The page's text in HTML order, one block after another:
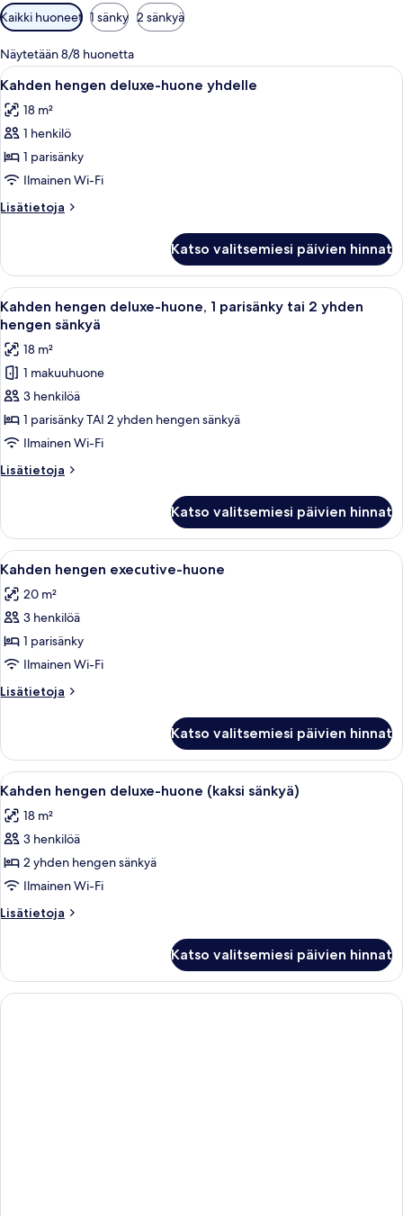
Huoneille
saatavilla
olevia
suodattimia
Kaikki huoneet 1 sänky 2 sänkyä
Näytetään 8/8 huonetta
Avaa
kaikki
huonetyypin
Kahden
hengen
deluxe-
huone
yhdelle
Hotellihuone, jossa on sänky,
6
Kahden hengen deluxe-huone yhdelle
18 m²
1 henkilö
1 parisänky
Ilmainen Wi-Fi
Lisätietoja
Lisätietoja
deluxe-
huone
yhdelle
Katso valitsemiesi päivien hinnat
Avaa
kaikki
huonetyypin
Kahden
hengen
deluxe-
huone,
1
parisänky
tai
yhden
hengen
sänkyä
kuvat
Hotellihuone, jossa on sänky,
13
Kahden hengen deluxe-huone, 1 parisänky tai 2 yhden
hengen sänkyä
18 m²
1 makuuhuone
3 henkilöä
1 parisänky TAI 2 yhden hengen sänkyä
Ilmainen Wi-Fi
Lisätietoja
Lisätietoja
deluxe-
huone,
1
tai
2
hengen
sänkyä
Katso valitsemiesi päivien hinnat
Avaa
kaikki
huonetyypin
Kahden
hengen
executive-
huone
kuvat
Hotellihuone, jossa on sänky,
8
Kahden hengen executive-huone
20 m²
3 henkilöä
1 parisänky
Ilmainen Wi-Fi
Lisätietoja
Lisätietoja
executive-
huone
Katso valitsemiesi päivien hinnat
Avaa
kaikki
huonetyypin
Kahden
hengen
deluxe-
huone
(kaksi
kuvat
Valkoisilla vuodevaatteilla
7
Kahden hengen deluxe-huone (kaksi sänkyä)
18 m²
3 henkilöä
2 yhden hengen sänkyä
Ilmainen Wi-Fi
Lisätietoja
Lisätietoja
deluxe-
huone
(kaksi
Katso valitsemiesi päivien hinnat